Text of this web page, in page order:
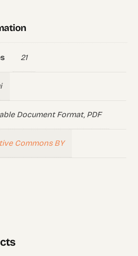
21
Document Format, PDF
Commons BY